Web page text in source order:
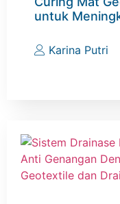
untuk
Karina Putri